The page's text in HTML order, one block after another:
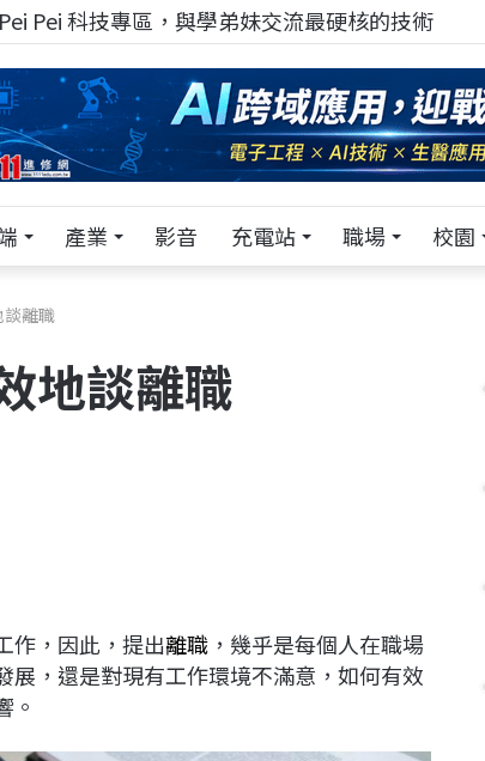
Pei 科技專區，與學弟妹交流最硬核的技術
產業 影音 充電站 職場 校園
談離職
地談離職
作，因此，提出離職 ，幾乎是每個人在職場
，還是對現有工作環境不滿意，如何有效
。